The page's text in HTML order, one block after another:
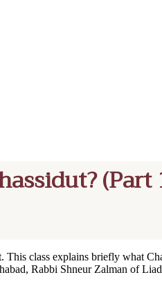
(Part
This class explains briefly what
Rabbi Shneur Zalman of